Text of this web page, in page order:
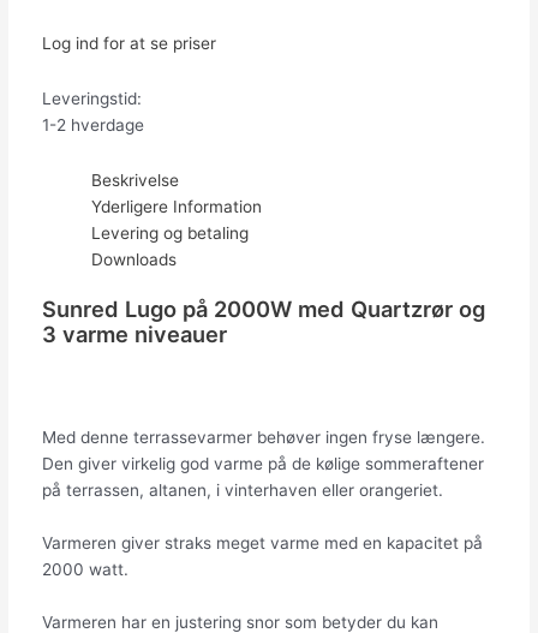
Log ind for at se priser
Leveringstid:
1-2 hverdage
Beskrivelse
Yderligere Information
Levering og betaling
Downloads
Sunred Lugo på 2000W med Quartzrør og
3 varme niveauer
Med denne terrassevarmer behøver ingen fryse længere.
Den giver virkelig god varme på de kølige sommeraftener
på terrassen, altanen, i vinterhaven eller orangeriet.
Varmeren giver straks meget varme med en kapacitet på
2000 watt.
Varmeren har en justering snor som betyder du kan